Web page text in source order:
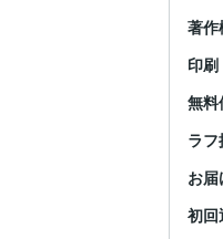
著作
印
無料
ラ
お
初回